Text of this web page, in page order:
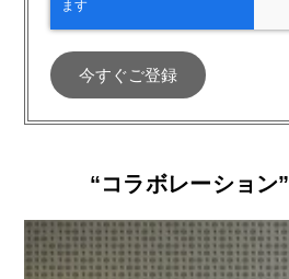
“コラボレーション”